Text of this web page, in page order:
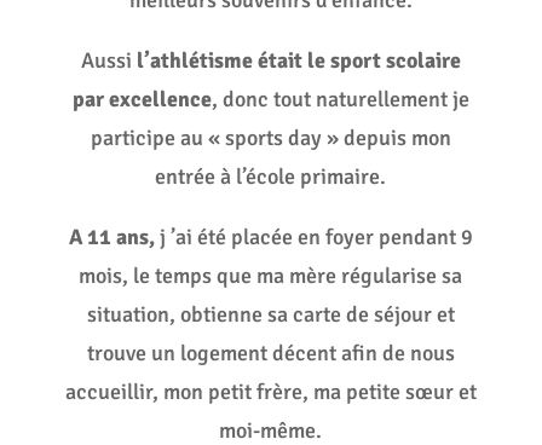
Aussi l’athlétisme était le sport scolaire
par excellence, donc tout naturellement je
participe au « sports day » depuis mon
entrée à l’école primaire.
A 11 ans,j ’ai été placée en foyer pendant 9
mois, le temps que ma mère régularise sa
situation, obtienne sa carte de séjour et
trouve un logement décent afin de nous
accueillir, mon petit frère, ma petite sœur et
moi-même.